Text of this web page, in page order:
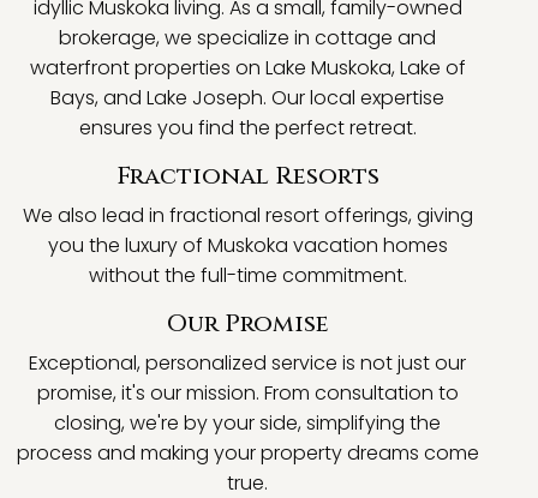
idyllic Muskoka living. As a small, family-owned
brokerage, we specialize in cottage and
waterfront properties on Lake Muskoka, Lake of
Bays, and Lake Joseph. Our local expertise
ensures you find the perfect retreat.
Fractional Resorts
We also lead in fractional resort offerings, giving
you the luxury of Muskoka vacation homes
without the full-time commitment.
Our Promise
Exceptional, personalized service is not just our
promise, it's our mission. From consultation to
closing, we're by your side, simplifying the
process and making your property dreams come
true.